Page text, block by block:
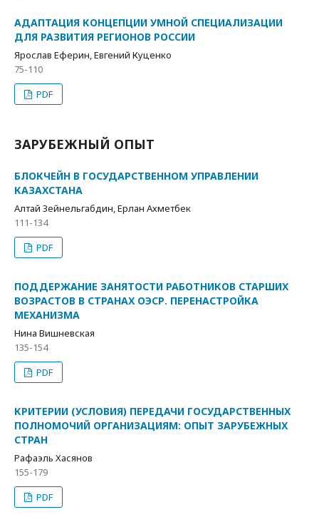
АДАПТАЦИЯ КОНЦЕПЦИИ УМНОЙ СПЕЦИАЛИЗАЦИИ
ДЛЯ РАЗВИТИЯ РЕГИОНОВ РОССИИ
Ярослав Еферин, Евгений Куценко
75-110
PDF
ЗАРУБЕЖНЫЙ ОПЫТ
БЛОКЧЕЙН В ГОСУДАРСТВЕННОМ УПРАВЛЕНИИ
КАЗАХСТАНА
Алтай Зейнельгабдин, Ерлан Ахметбек
111-134
PDF
ПОДДЕРЖАНИЕ ЗАНЯТОСТИ РАБОТНИКОВ СТАРШИХ
ВОЗРАСТОВ В СТРАНАХ ОЭСР. ПЕРЕНАСТРОЙКА
МЕХАНИЗМА
Нина Вишневская
135-154
PDF
КРИТЕРИИ (УСЛОВИЯ) ПЕРЕДАЧИ ГОСУДАРСТВЕННЫХ
ПОЛНОМОЧИЙ ОРГАНИЗАЦИЯМ: ОПЫТ ЗАРУБЕЖНЫХ
СТРАН
Рафаэль Хасянов
155-179
PDF